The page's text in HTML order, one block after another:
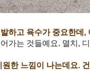
하고 육수가 중요한데
가는 것들예요. 멸치,
원한 느낌이 나는데요.